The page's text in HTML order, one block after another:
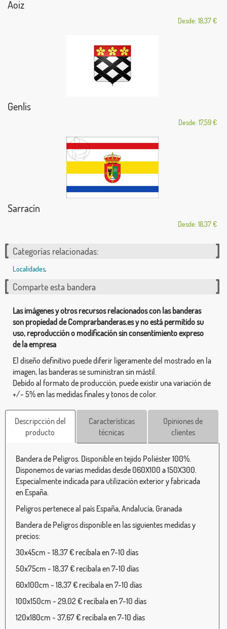
Aoiz
Desde: 18,37 €
Genlis
Desde: 17,59 €
Sarracín
Desde: 18,37 €
Categorías relacionadas:
Localidades,
Comparte esta bandera
Las imágenes y otros recursos relacionados con las banderas
son propiedad de Comprarbanderas.es y no está permitido su
uso, reproducción o modificación sin consentimiento expreso
de la empresa
El diseño definitivo puede diferir ligeramente del mostrado en la
imagen, las banderas se suministran sin mástil.
Debido al formato de producción, puede existir una variación de
+/- 5% en las medidas finales y tonos de color.
Descripcción del
producto
Características
técnicas
Opiniones de
clientes
Bandera de Peligros. Disponible en tejido Poliéster 100%.
Disponemos de varias medidas desde 060X100 a 150X300.
Especialmente indicada para utilización exterior y fabricada
en España.
Peligros pertenece al país España, Andalucía, Granada
Bandera de Peligros disponible en las siguientes medidas y
precios:
30x45cm - 18,37 € recíbala en 7-10 días
50x75cm - 18,37 € recíbala en 7-10 días
60x100cm - 18,37 € recíbala en 7-10 días
100x150cm - 29,02 € recíbala en 7-10 días
120x180cm - 37,67 € recíbala en 7-10 días